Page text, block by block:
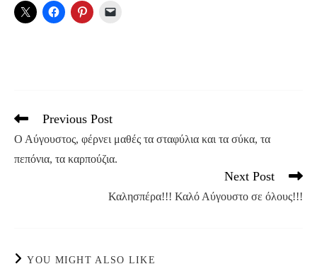
Read
articles
Previous Post
Ο Αύγουστος, φέρνει μαθές τα σταφύλια και τα σύκα, τα
πεπόνια, τα καρπούζια.
Next Post
Καλησπέρα!!! Καλό Αύγουστο σε όλους!!!
YOU MIGHT ALSO LIKE